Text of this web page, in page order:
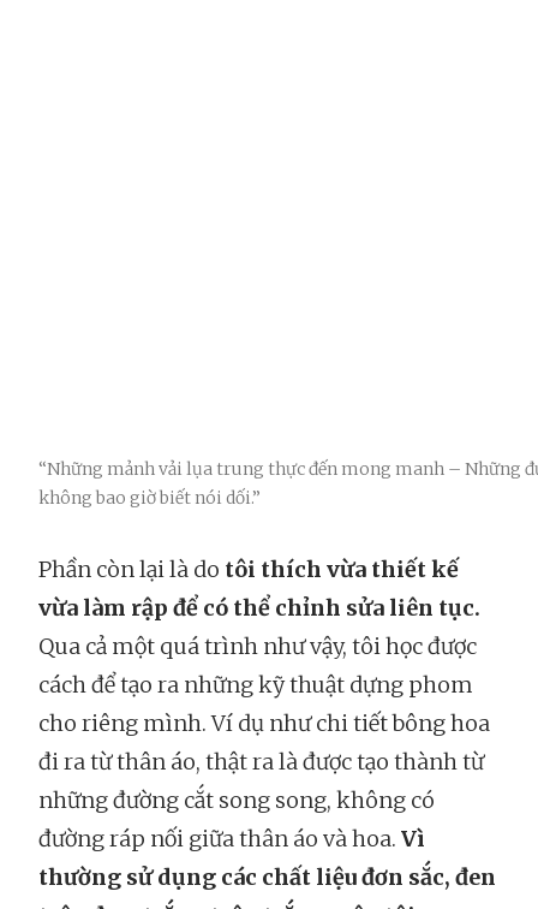
“Những mảnh vải lụa trung thực đến mong manh – Những
không bao giờ biết nói dối.”
Phần còn lại là do tôi thích vừa thiết kế
vừa làm rập để có thể chỉnh sửa liên tục.
Qua cả một quá trình như vậy, tôi học được
cách để tạo ra những kỹ thuật dựng phom
cho riêng mình. Ví dụ như chi tiết bông hoa
đi ra từ thân áo, thật ra là được tạo thành từ
những đường cắt song song, không có
đường ráp nối giữa thân áo và hoa. Vì
thường sử dụng các chất liệu đơn sắc, đen